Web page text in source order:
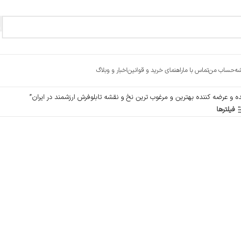
حساب منتماس با ماراهنمای خرید و قوانیناخبار و وبلاگ
عرضه کننده بهترین و مرغوب ترین نخ و نقشه تابلوفرش ارزشمند در ایران”
فیلترها